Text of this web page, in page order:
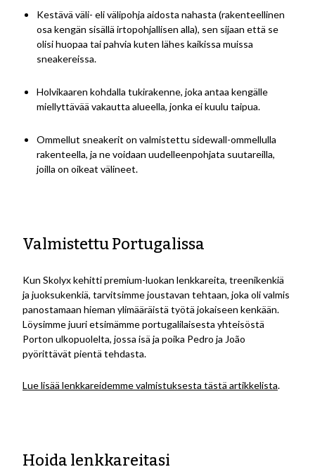
Kestävä väli- eli välipohja aidosta nahasta (rakenteellinen
osa kengän sisällä irtopohjallisen alla), sen sijaan että se
olisi huopaa tai pahvia kuten lähes kaikissa muissa
sneakereissa.
Holvikaaren kohdalla tukirakenne, joka antaa kengälle
miellyttävää vakautta alueella, jonka ei kuulu taipua.
Ommellut sneakerit on valmistettu sidewall-ommellulla
rakenteella, ja ne voidaan uudelleenpohjata suutareilla,
joilla on oikeat välineet.
Valmistettu Portugalissa
Kun Skolyx kehitti premium-luokan lenkkareita, treenikenkiä
ja juoksukenkiä, tarvitsimme joustavan tehtaan, joka oli valmis
panostamaan hieman ylimääräistä työtä jokaiseen kenkään.
Löysimme juuri etsimämme portugalilaisesta yhteisöstä
Porton ulkopuolelta, jossa isä ja poika Pedro ja João
pyörittävät pientä tehdasta.
Lue lisää lenkkareidemme valmistuksesta tästä artikkelista.
Hoida lenkkareitasi